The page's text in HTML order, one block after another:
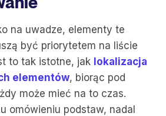
na uwadze, elementy te
być priorytetem na liście
to tak istotne, jak lokalizacja
elementów, biorąc pod
może mieć na to czas.
omówieniu podstaw, nadal